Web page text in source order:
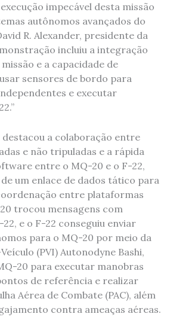
impecável desta missão
autônomos avançados do
R. Alexander, presidente da
incluiu a integração
e a capacidade de
sensores de bordo para
e executar
a colaboração entre
e não tripuladas e a rápida
entre o MQ-20 e o F-22,
um enlace de dados tático para
entre plataformas
trocou mensagens com
e o F-22 conseguiu enviar
para o MQ-20 por meio da
(PVI) Autonodyne Bashi,
20 para executar manobras
de referência e realizar
Aérea de Combate (PAC), além
contra ameaças aéreas.